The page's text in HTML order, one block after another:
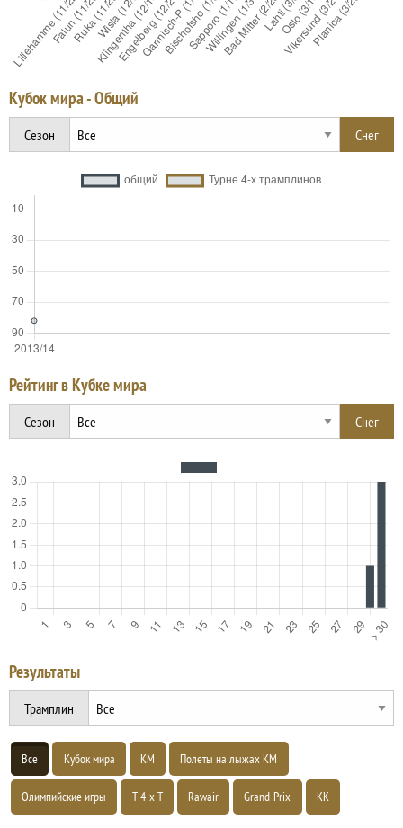
Кубок мира - Общий
Сезон
Рейтинг в Кубке мира
Сезон
Результаты
Трамплин
Все Кубок мира КМ Полеты на лыжах КМ
Олимпийские игры Т 4-х Т Rawair Grand-Prix КК